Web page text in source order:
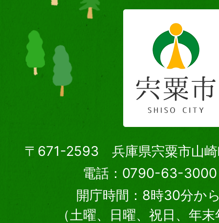
〒671-2593 兵庫県宍粟市山崎
電話：0790-63-3000
開庁時間：8時30分か
（土曜、日曜、祝日、年